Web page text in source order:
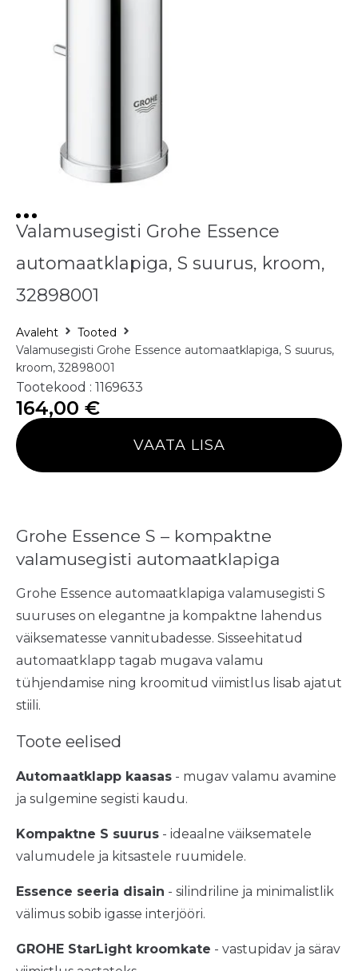
Valamusegisti Grohe Essence
automaatklapiga, S suurus, kroom,
32898001
Avaleht
Tooted
Valamusegisti Grohe Essence automaatklapiga, S suurus,
kroom, 32898001
Tootekood : 1169633
164,00 €
VAATA LISA
Grohe Essence S – kompaktne
valamusegisti automaatklapiga
Grohe Essence automaatklapiga valamusegisti S
suuruses on elegantne ja kompaktne lahendus
väiksematesse vannitubadesse. Sisseehitatud
automaatklapp tagab mugava valamu
tühjendamise ning kroomitud viimistlus lisab ajatut
stiili.
Toote eelised
Automaatklapp kaasas - mugav valamu avamine
ja sulgemine segisti kaudu.
Kompaktne S suurus - ideaalne väiksematele
valumudele ja kitsastele ruumidele.
Essence seeria disain - silindriline ja minimalistlik
välimus sobib igasse interjööri.
GROHE StarLight kroomkate - vastupidav ja särav